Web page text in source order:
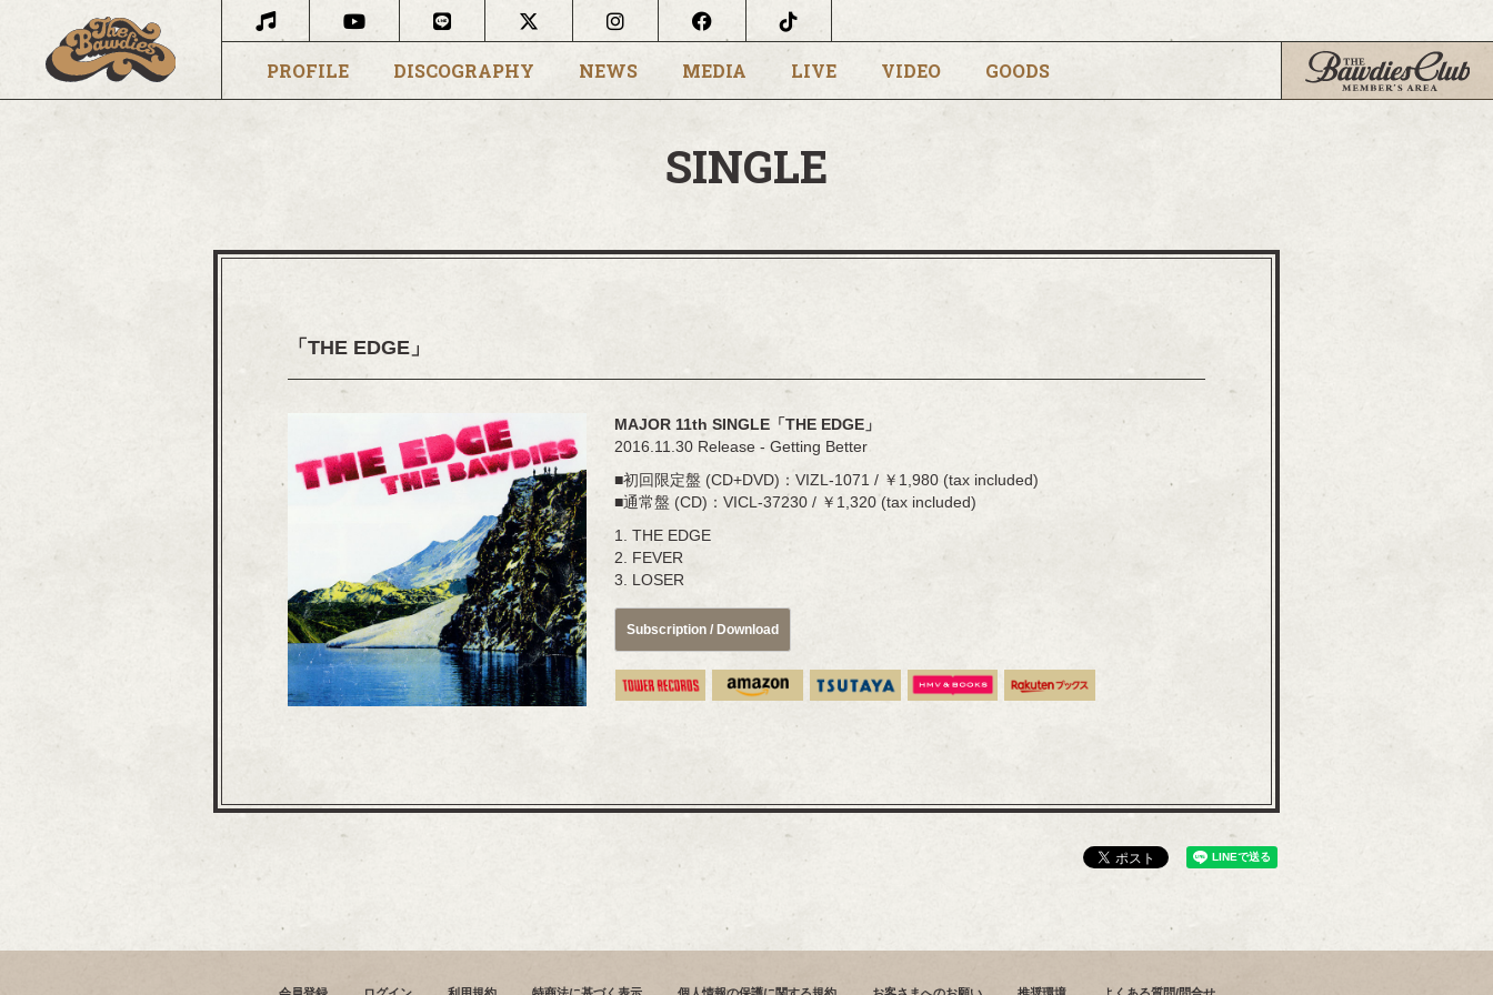
PROFILE DISCOGRAPHY NEWS MEDIA LIVE VIDEO GOODS
SINGLE
「THE EDGE」
MAJOR 11th SINGLE「THE EDGE」
2016.11.30 Release - Getting Better
■初回限定盤 (CD+DVD)：VIZL-1071 / ￥1,980 (tax included)
■通常盤 (CD)：VICL-37230 / ￥1,320 (tax included)
1. THE EDGE
2. FEVER
3. LOSER
Subscription / Download